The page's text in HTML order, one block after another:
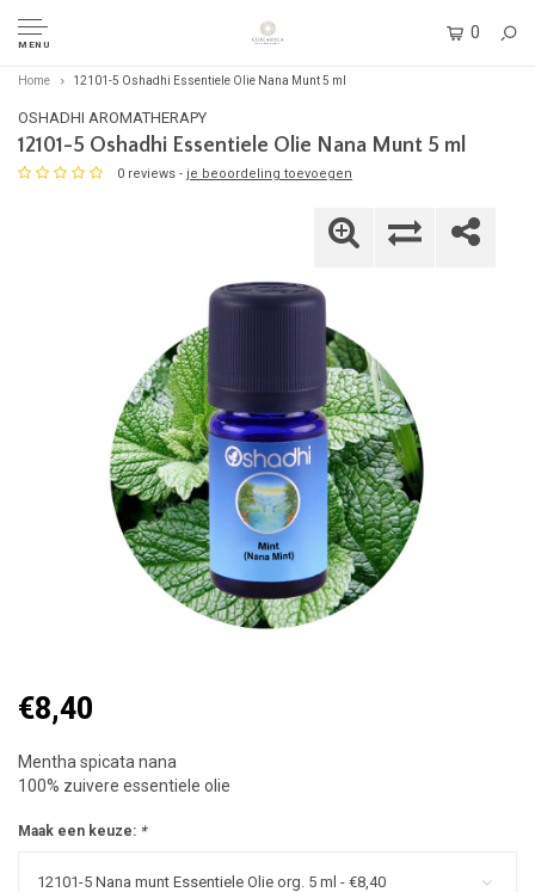
MENU
0
Home 12101-5 Oshadhi Essentiele Olie Nana Munt 5 ml
OSHADHI AROMATHERAPY
12101-5 Oshadhi Essentiele Olie Nana Munt 5 ml
0 reviews - je beoordeling toevoegen
€8,40
Mentha spicata nana
100% zuivere essentiele olie
Maak een keuze: *
12101-5 Nana munt Essentiele Olie org. 5 ml - €8,40